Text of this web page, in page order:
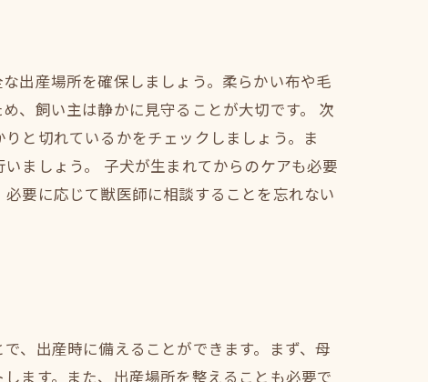
出産場所を確保しましょう。柔らかい布や毛
、飼い主は静かに見守ることが大切です。 次
と切れているかをチェックしましょう。ま
ましょう。 子犬が生まれてからのケアも必要
要に応じて獣医師に相談することを忘れない
、出産時に備えることができます。まず、母
ます。また、出産場所を整えることも必要で